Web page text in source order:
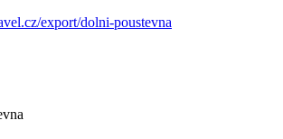
export/dolni-poustevna